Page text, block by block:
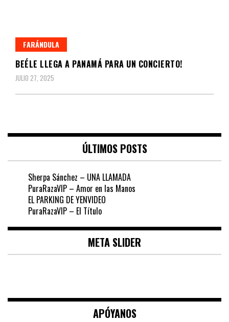
FARÁNDULA
BEÉLE LLEGA A PANAMÁ PARA UN CONCIERTO!
JULIO 27, 2025
ÚLTIMOS POSTS
Sherpa Sánchez – UNA LLAMADA
PuraRazaVIP – Amor en las Manos
EL PARKING DE YENVIDEO
PuraRazaVIP – El Título
META SLIDER
APÓYANOS